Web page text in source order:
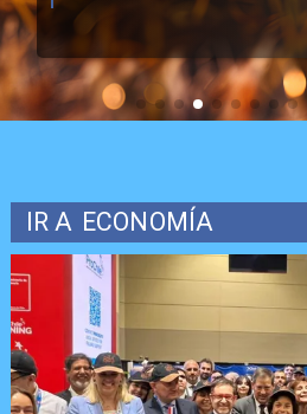
IR A ECONOMÍA